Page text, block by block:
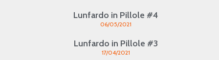
Lunfardo in Pillole #4
06/05/2021
Lunfardo in Pillole #3
17/04/2021